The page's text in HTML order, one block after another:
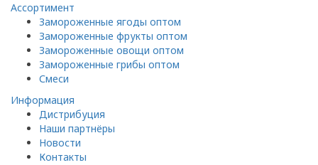
Ассортимент
Замороженные ягоды оптом
Замороженные фрукты оптом
Замороженные овощи оптом
Замороженные грибы оптом
Смеси
Информация
Дистрибуция
Наши партнёры
Новости
Контакты